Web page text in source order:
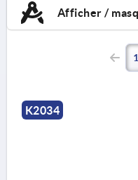
Afficher /
1
K2034